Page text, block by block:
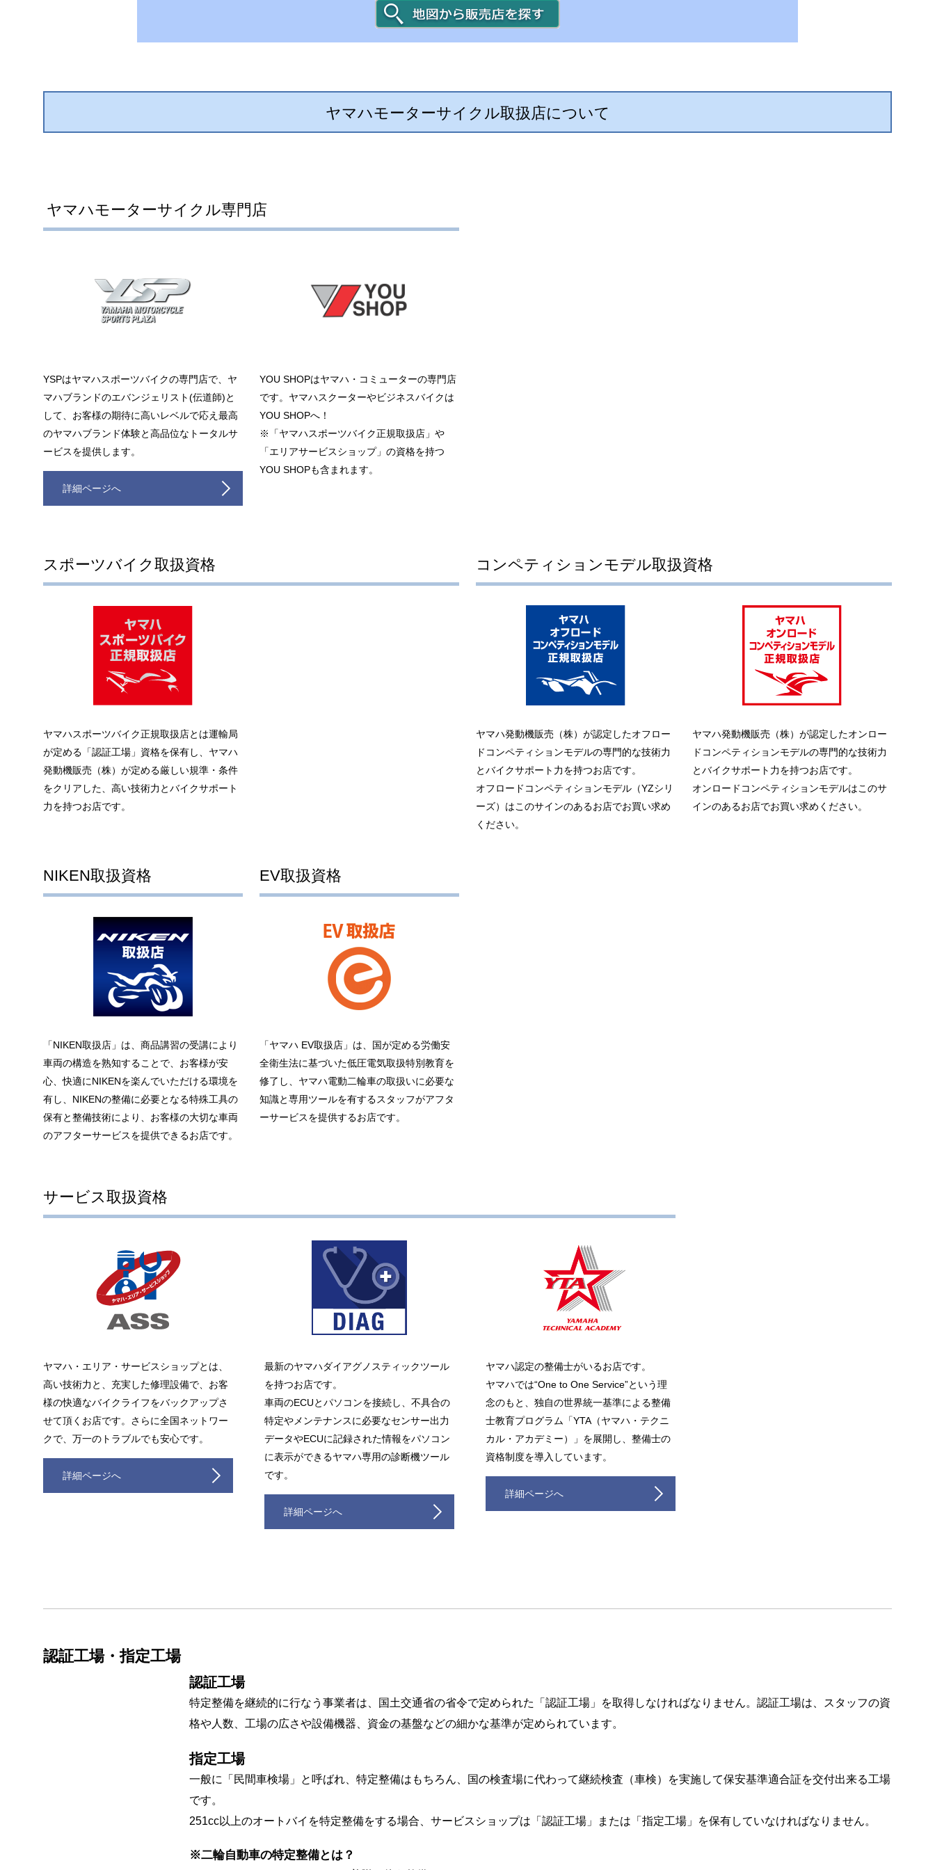
ヤマハモーターサイクル取扱店について
ヤマハモーターサイクル専門店
YSPはヤマハスポーツバイクの専門店で、ヤ
マハブランドのエバンジェリスト(伝道師)と
して、お客様の期待に高いレベルで応え最高
のヤマハブランド体験と高品位なトータルサ
ービスを提供します。
詳細ページへ
YOU SHOPはヤマハ・コミューターの専門店
です。ヤマハスクーターやビジネスバイクは
YOU SHOPへ！
※「ヤマハスポーツバイク正規取扱店」や
「エリアサービスショップ」の資格を持つ
YOU SHOPも含まれます。
スポーツバイク取扱資格
ヤマハスポーツバイク正規取扱店とは運輸局
が定める「認証工場」資格を保有し、ヤマハ
発動機販売（株）が定める厳しい規準・条件
をクリアした、高い技術力とバイクサポート
力を持つお店です。
コンペティションモデル取扱資格
ヤマハ発動機販売（株）が認定したオフロー
ドコンペティションモデルの専門的な技術力
とバイクサポート力を持つお店です。
オフロードコンペティションモデル（YZシリ
ーズ）はこのサインのあるお店でお買い求め
ください。
ヤマハ発動機販売（株）が認定したオンロー
ドコンペティションモデルの専門的な技術力
とバイクサポート力を持つお店です。
オンロードコンペティションモデルはこのサ
インのあるお店でお買い求めください。
NIKEN取扱資格
「NIKEN取扱店」は、商品講習の受講により
車両の構造を熟知することで、お客様が安
心、快適にNIKENを楽んでいただける環境を
有し、NIKENの整備に必要となる特殊工具の
保有と整備技術により、お客様の大切な車両
のアフターサービスを提供できるお店です。
EV取扱資格
「ヤマハ EV取扱店」は、国が定める労働安
全衛生法に基づいた低圧電気取扱特別教育を
修了し、ヤマハ電動二輪車の取扱いに必要な
知識と専用ツールを有するスタッフがアフタ
ーサービスを提供するお店です。
サービス取扱資格
ヤマハ・エリア・サービスショップとは、
高い技術力と、充実した修理設備で、お客
様の快適なバイクライフをバックアップさ
せて頂くお店です。さらに全国ネットワー
クで、万一のトラブルでも安心です。
詳細ページへ
最新のヤマハダイアグノスティックツール
を持つお店です。
車両のECUとパソコンを接続し、不具合の
特定やメンテナンスに必要なセンサー出力
データやECUに記録された情報をパソコン
に表示ができるヤマハ専用の診断機ツール
です。
詳細ページへ
ヤマハ認定の整備士がいるお店です。
ヤマハでは“One to One Service”という理
念のもと、独自の世界統一基準による整備
士教育プログラム「YTA（ヤマハ・テクニ
カル・アカデミー）」を展開し、整備士の
資格制度を導入しています。
詳細ページへ
認証工場・指定工場
認証工場
特定整備を継続的に行なう事業者は、国土交通省の省令で定められた「認証工場」を取得しなければなりません。認証工場は、スタッフの資
格や人数、工場の広さや設備機器、資金の基盤などの細かな基準が定められています。
指定工場
一般に「民間車検場」と呼ばれ、特定整備はもちろん、国の検査場に代わって継続検査（車検）を実施して保安基準適合証を交付出来る工場
です。
251cc以上のオートバイを特定整備をする場合、サービスショップは「認証工場」または「指定工場」を保有していなければなりません。
※二輪自動車の特定整備とは？